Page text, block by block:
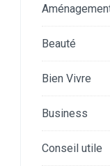
Beauté
Bien Vivre
Business
Conseil utile